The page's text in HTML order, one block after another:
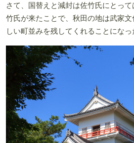
さて、国替えと減封は佐竹氏にとっ
竹氏が来たことで、秋田の地は武家
しい町並みを残してくれることになっ